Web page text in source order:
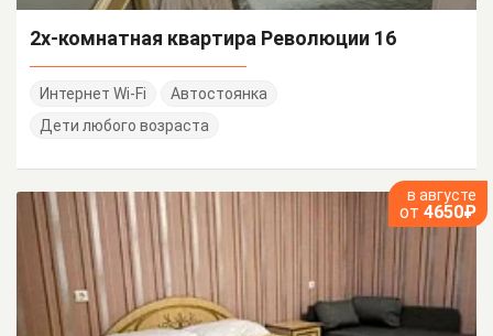
2х-комнатная квартира Революции 16
Интернет Wi-Fi
Автостоянка
Дети любого возраста
в августе
от 4650₽